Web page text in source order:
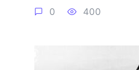
0 400